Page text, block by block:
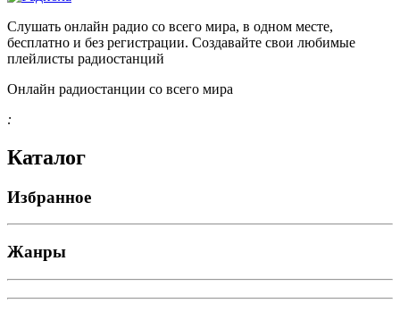
Слушать онлайн радио со всего мира, в одном месте,
бесплатно и без регистрации. Создавайте свои любимые
плейлисты радиостанций
Онлайн радиостанции со всего мира
:
Каталог
Избранное
Жанры